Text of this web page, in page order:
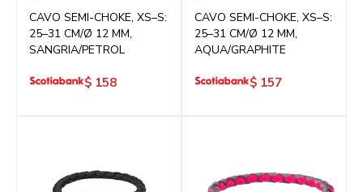
CAVO SEMI-CHOKE, XS–S:
25–31 CM/Ø 12 MM,
SANGRIA/PETROL
$ 158
CAVO SEMI-CHOKE, XS–S:
25–31 CM/Ø 12 MM,
AQUA/GRAPHITE
$ 157